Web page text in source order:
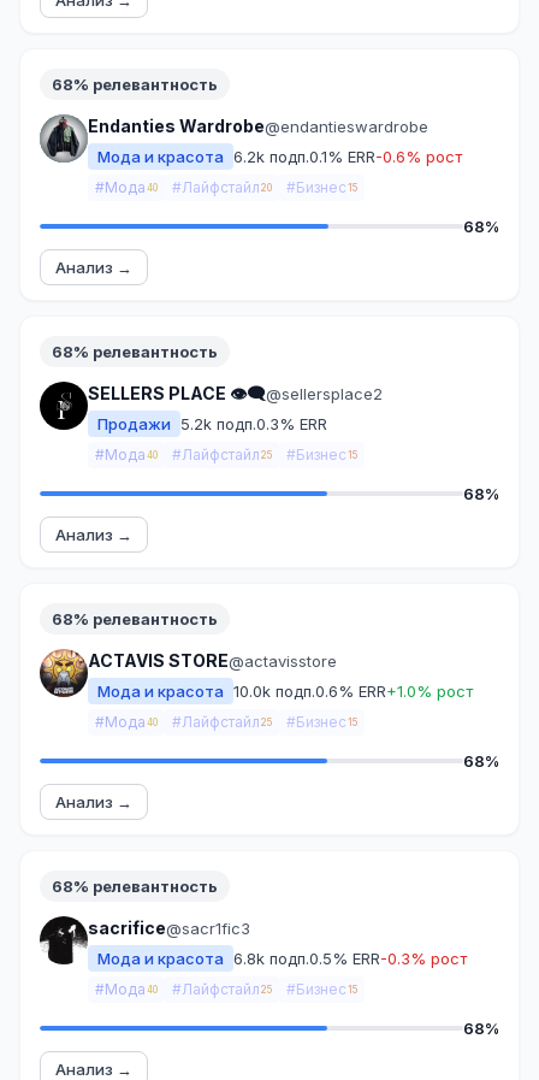
68% релевантность
Endanties Wardrobe@endantieswardrobe
Мода и красота 6.2k подп.0.1% ERR-0.6% рост
#Мода 40 #Лайфстайл 20 #Бизнес 15
68%
Анализ →
68% релевантность
SELLERS PLACE 👁‍🗨@sellersplace2
Продажи
5.2k подп.0.3% ERR
#Мода 40 #Лайфстайл 25 #Бизнес 15
68%
Анализ →
68% релевантность
ACTAVIS STORE@actavisstore
Мода и красота 10.0k подп.0.6% ERR+1.0% рост
#Мода 40 #Лайфстайл 25 #Бизнес 15
68%
Анализ →
68% релевантность
sacrifice@sacr1fic3
Мода и красота 6.8k подп.0.5% ERR-0.3% рост
#Мода 40 #Лайфстайл 25 #Бизнес 15
68%
Анализ →